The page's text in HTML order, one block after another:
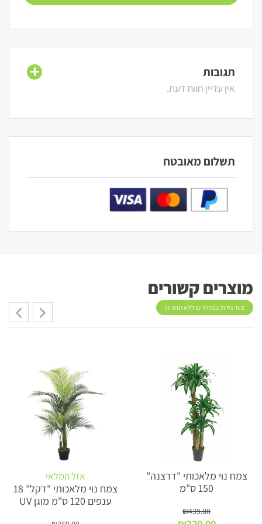
תגובות
אין עדיין חוות דעת.
תשלום מאובטח
מוצרים קשורים
ציוד גידול במחירים ללא תחרות
מבצע!
צמח נוי מלאכותי "דרצנה"
150 ס"מ
₪439.00
מבצע!
אזל המלאי
צמח נוי מלאכותי "דקל" 18
ענפים 120 ס"מ מוגן UV